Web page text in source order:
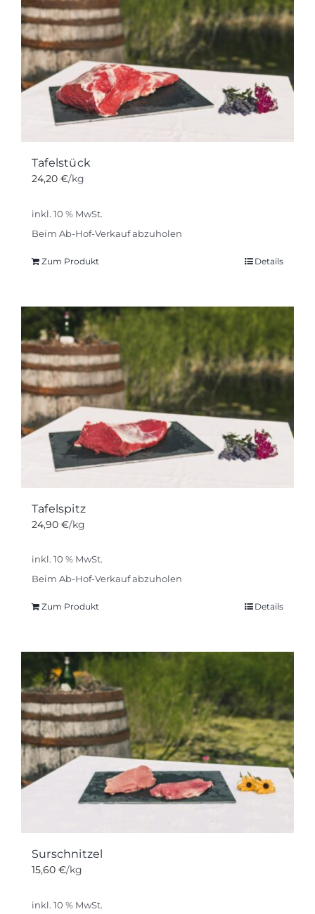
Tafelstück
24,20 €/kg
inkl. 10 % MwSt.
Beim Ab-Hof-Verkauf abzuholen
Zum Produkt Details
Tafelspitz
24,90 €/kg
inkl. 10 % MwSt.
Beim Ab-Hof-Verkauf abzuholen
Zum Produkt Details
Surschnitzel
15,60 €/kg
inkl. 10 % MwSt.